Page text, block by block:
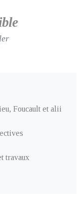
Foucault et alii
travaux